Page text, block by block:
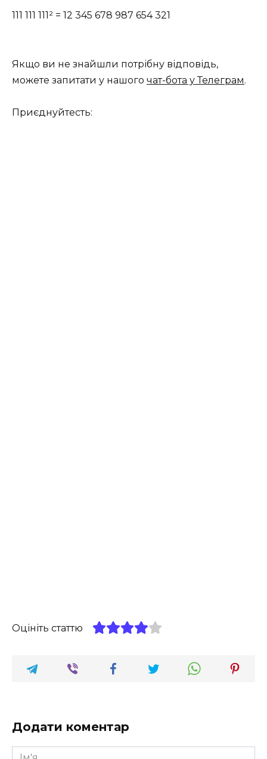
111 111 111² = 12 345 678 987 654 321
Якщо ви не знайшли потрібну відповідь,
можете запитати у нашого чат-бота у Телеграм.
Приєднуйтесть:
Оцініть статтю
Додати коментар
Ім'я